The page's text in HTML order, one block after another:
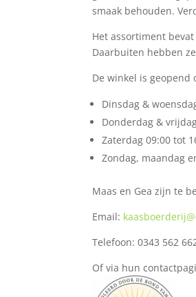
smaak behouden.
Het assortiment
Daarbuiten hebben
De winkel is geopend
Dinsdag &
Donderdag &
Zaterdag 09:00 tot
Zondag, maandag
Maas en Gea zijn te
Email:
Telefoon: 0343 562
Of via hun